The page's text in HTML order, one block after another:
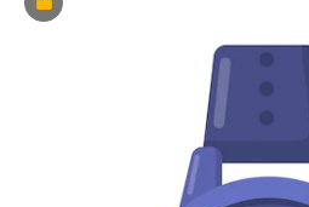
Premium